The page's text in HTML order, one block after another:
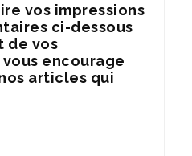
vos impressions
ci-dessous
de vos
encourage
articles qui